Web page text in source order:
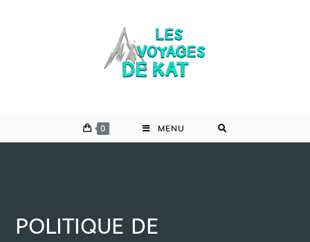
0 MENU
POLITIQUE DE